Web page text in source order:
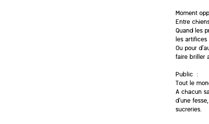
Moment
Entre
Quand les
les artifices
Ou pour
faire briller
Public :
Tout le
A chacun
d’une
sucreries.